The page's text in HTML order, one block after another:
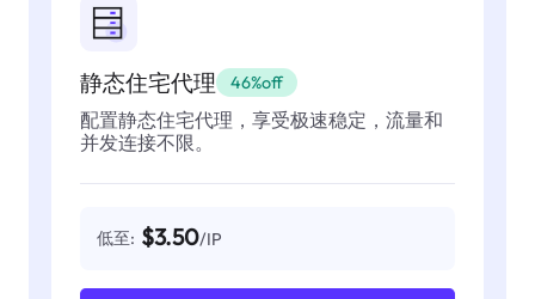
静态住宅代理 46%off
配置静态住宅代理，享受极速稳定，流量和
并发连接不限。
低至: $3.50/IP